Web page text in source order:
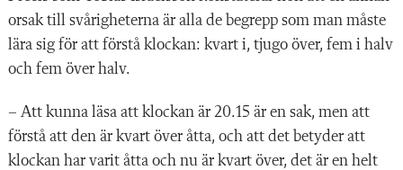
orsak till svårigheterna är alla de begrepp som man måste
lära sig för att förstå klockan: kvart i, tjugo över, fem i halv
och fem över halv.
– Att kunna läsa att klockan är 20.15 är en sak, men att
förstå att den är kvart över åtta, och att det betyder att
klockan har varit åtta och nu är kvart över, det är en helt